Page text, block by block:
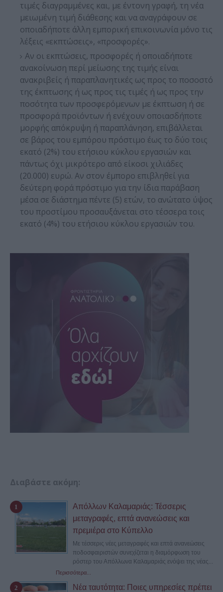
τιμές διαγραμμένες και, με έντονη γραφή, τη νέα
μειωμένη τιμή διάθεσης και να αναγράφουν σε
οποιαδήποτε άλλη εμπορική επικοινωνία μόνο τις
λέξεις «εκπτώσεις», «προσφορές».
Αν οι εκπτώσεις, προσφορές ή οποιαδήποτε
ανακοίνωση περί μείωσης της τιμής είναι
ανακριβείς ή παραπλανητικές ως προς το ποσοστό
της έκπτωσης ή ως προς τις τιμές ή ως προς την
ποσότητα των προσφερόμενων με έκπτωση ή σε
προσφορά προϊόντων ή ενέχουν οποιασδήποτε
μορφής απόκρυψη ή παραπλάνηση, επιβάλλεται
σε βάρος του εμπόρου πρόστιμο έως το δύο τοις
εκατό (2%) του ετήσιου κύκλου εργασιών και
πάντως όχι μικρότερο από είκοσι χιλιάδες
(20.000) ευρώ. Αν στον έμπορο επιβληθεί για
δεύτερη φορά πρόστιμο για την ίδια παράβαση
μέσα σε διάστημα πέντε (5) ετών, το ανώτατο ύψος
του προστίμου προσαυξάνεται στο τέσσερα τοις
εκατό (4%) του ετήσιου κύκλου εργασιών του.
Διαβάστε ακόμη:
Απόλλων Καλαμαριάς: Τέσσερις
μεταγραφές, επτά ανανεώσεις και
πρεμιέρα στο Κύπελλο
Με τέσσερις νέες μεταγραφές και επτά ανανεώσεις
ποδοσφαιριστών συνεχίζεται η διαμόρφωση του
ρόστερ του Απόλλωνα Καλαμαριάς ενόψει της νέας...
Περισσότερα...
Νέα ταυτότητα: Ποιες υπηρεσίες πρέπει